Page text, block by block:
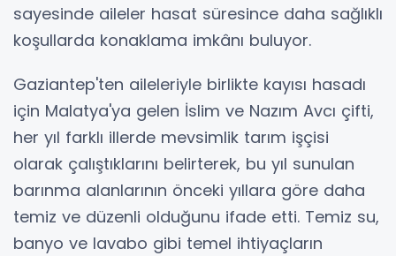
sayesinde aileler hasat süresince daha sağlıklı
koşullarda konaklama imkânı buluyor.
Gaziantep'ten aileleriyle birlikte kayısı hasadı
için Malatya'ya gelen İslim ve Nazım Avcı çifti,
her yıl farklı illerde mevsimlik tarım işçisi
olarak çalıştıklarını belirterek, bu yıl sunulan
barınma alanlarının önceki yıllara göre daha
temiz ve düzenli olduğunu ifade etti. Temiz su,
banyo ve lavabo gibi temel ihtiyaçların